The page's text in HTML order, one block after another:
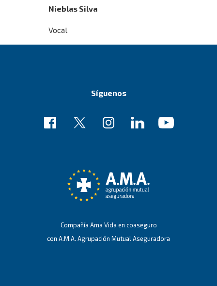
Nieblas Silva
Vocal
Síguenos
Enlace
Enlace
Enlace
Enlace
Enlace
Compañía Ama Vida en coaseguro
con A.M.A. Agrupación Mutual Aseguradora